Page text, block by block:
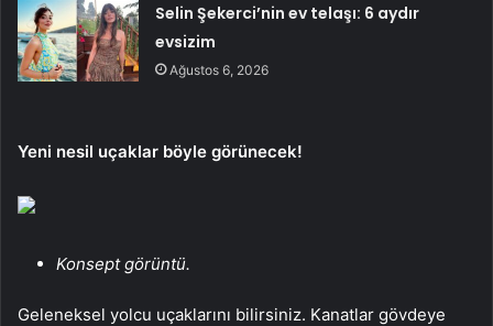
Selin Şekerci’nin ev telaşı: 6 aydır
evsizim
Ağustos 6, 2026
Yeni nesil uçaklar böyle görünecek!
Konsept görüntü.
Geleneksel yolcu uçaklarını bilirsiniz. Kanatlar gövdeye